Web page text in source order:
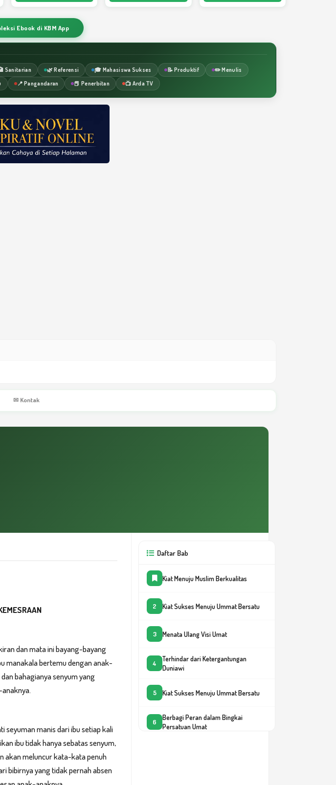
Ebook di KBM App
Sanitarian 🌿 Referensi 🎓 Mahasiswa Sukses 📝 Produktif
✏️ Menulis
📍 Pangandaran 📕 Penerbitan 📺 Arda TV
✉ Kontak
dan mata ini bayang-bayang
manakala bertemu dengan anak-
bahagianya senyum yang
seyuman manis dari ibu setiap kali
ibu tidak hanya sebatas senyum,
akan meluncur kata-kata penuh
bibirnya yang tidak pernah absen
Daftar Bab
Kiat Menuju Muslim Berkualitas
2 Kiat Sukses Menuju Ummat Bersatu
3 Menata Ulang Visi Umat
4
Terhindar dari Ketergantungan
Duniawi
5 Kiat Sukses Menuju Ummat Bersatu
6
Berbagi Peran dalam Bingkai
Persatuan Umat